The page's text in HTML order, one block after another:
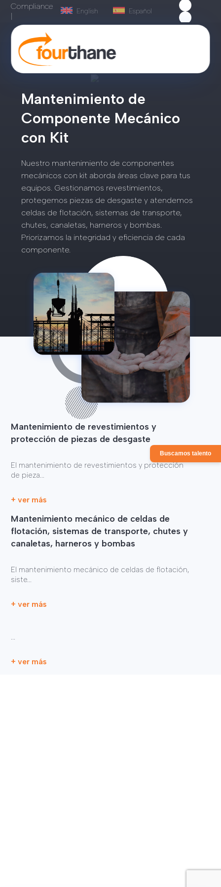
Compliance
|
English Español
Mantenimiento de
Componente Mecánico
con Kit
Nuestro mantenimiento de componentes
mecánicos con kit aborda áreas clave para tus
equipos. Gestionamos revestimientos,
protegemos piezas de desgaste y atendemos
celdas de flotación, sistemas de transporte,
chutes, canaletas, harneros y bombas.
Priorizamos la integridad y eficiencia de cada
componente.
Mantenimiento de revestimientos y
protección de piezas de desgaste
El mantenimiento de revestimientos y protección
de pieza...
+ ver más
Mantenimiento mecánico de celdas de
flotación, sistemas de transporte, chutes y
canaletas, harneros y bombas
El mantenimiento mecánico de celdas de flotación,
siste...
+ ver más
...
+ ver más
Buscamos talento